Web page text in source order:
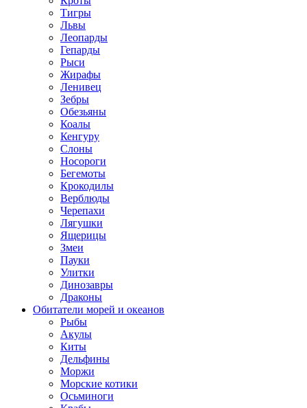
Тигры
Львы
Леопарды
Гепарды
Рыси
Жирафы
Ленивец
Зебры
Обезьяны
Коалы
Кенгуру
Слоны
Носороги
Бегемоты
Крокодилы
Верблюды
Черепахи
Лягушки
Ящерицы
Змеи
Пауки
Улитки
Динозавры
Драконы
Обитатели морей и океанов
Рыбы
Акулы
Киты
Дельфины
Моржи
Морские котики
Осьминоги